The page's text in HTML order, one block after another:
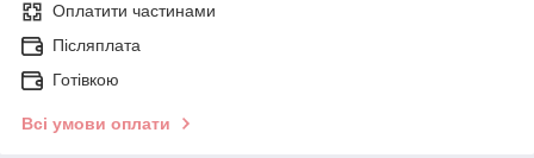
Оплатити частинами
Післяплата
Готівкою
Всі умови оплати